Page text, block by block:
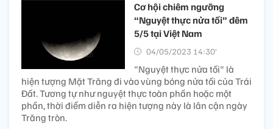
Cơ hội chiêm ngưỡng
“Nguyệt thực nửa tối” đêm
5/5 tại Việt Nam
04/05/2023 14:30’
"Nguyệt thực nửa tối" là
hiện tượng Mặt Trăng đi vào vùng bóng nửa tối của Trái
Đất. Tương tự như nguyệt thực toàn phần hoặc một
phần, thời điểm diễn ra hiện tượng này là lân cận ngày
Trăng tròn.